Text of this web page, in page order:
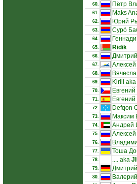
60. Пётр
61. Maks
62. Юрий
63. Сурó
64.
65. Ridik
66.
67.
68.
69. Kirill aka
70.
71.
72. Defqon
73. Максим
74. Андрей
75.
76.
77. Тоша
78. .... aka
79.
80.